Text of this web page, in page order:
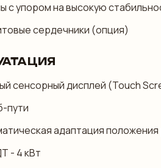
с упором на высокую
сердечники (опция)
сенсорный дисплей (Touch
пути
адаптация
- 4 кВт